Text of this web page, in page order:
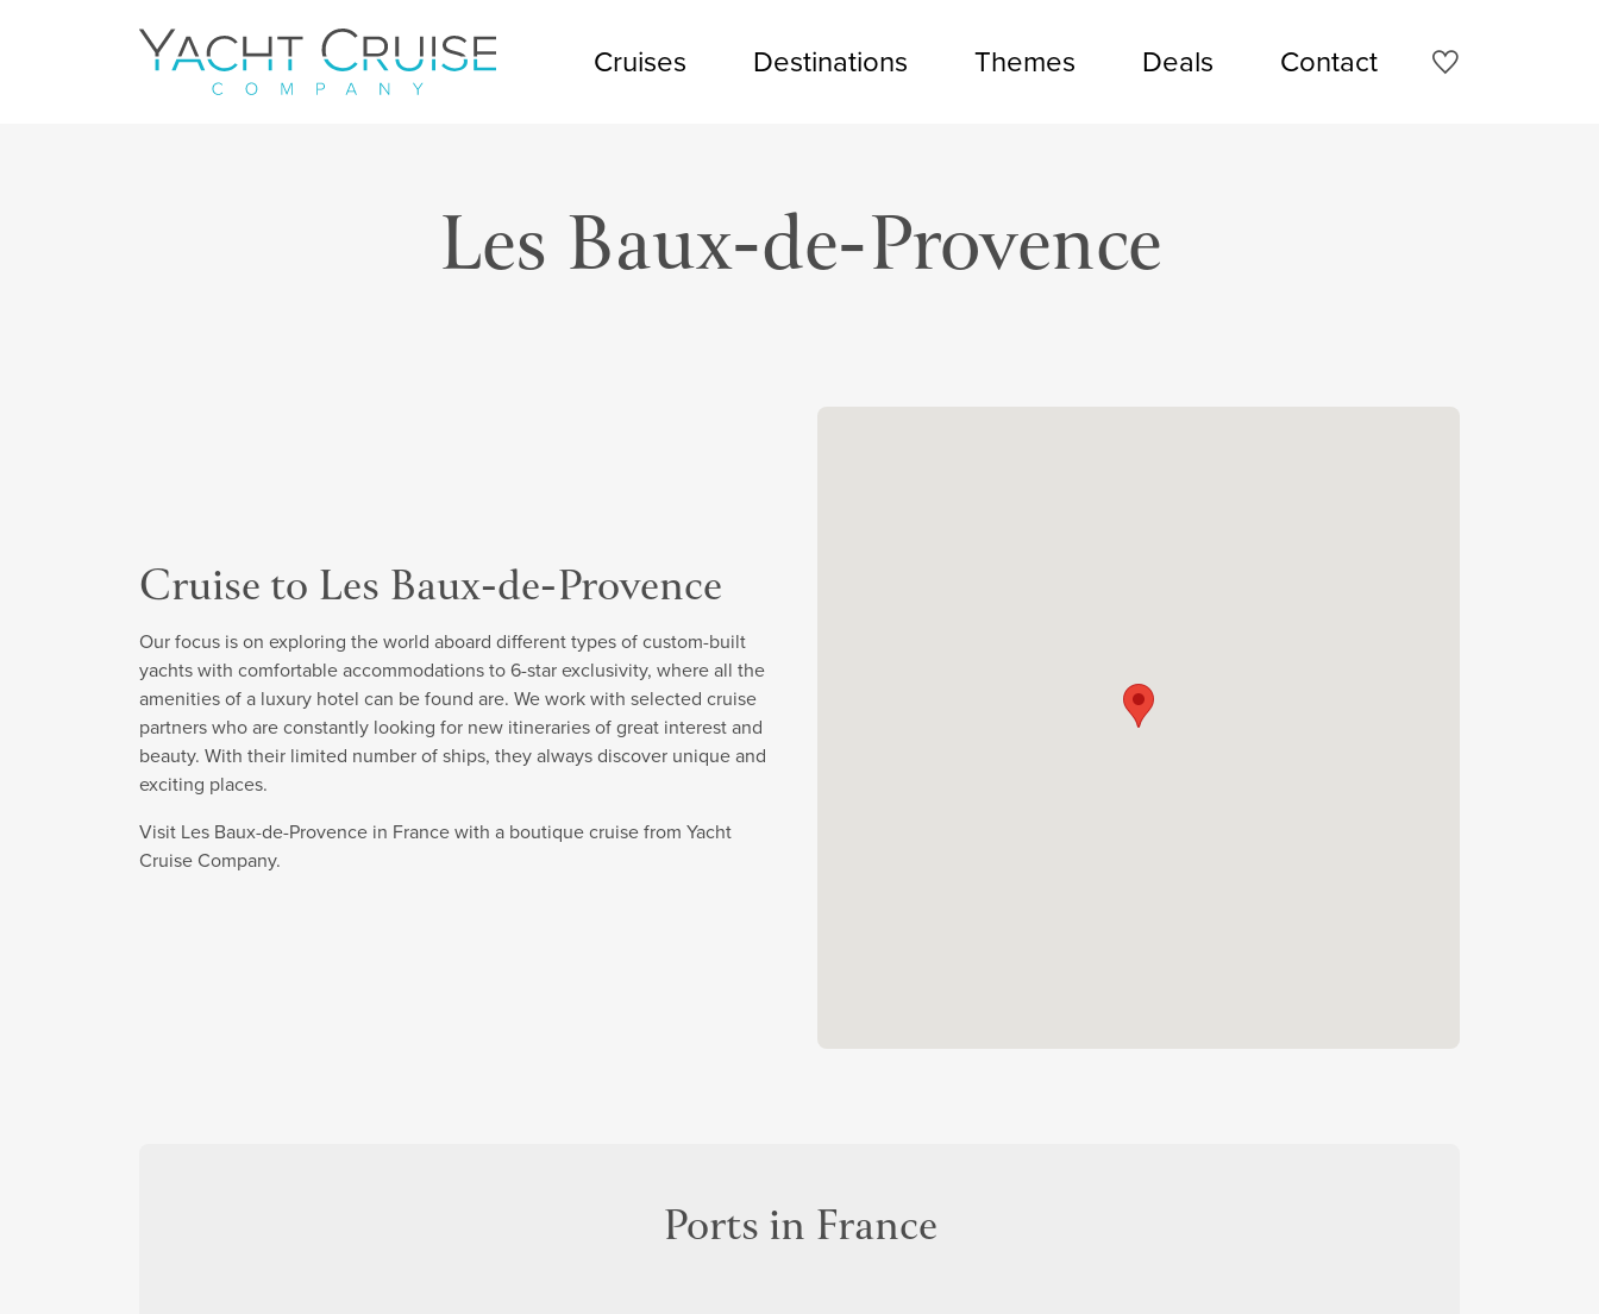
Navigation Cruises Destinations Themes Deals Contact
Les Baux-de-Provence
Cruise to Les Baux-de-Provence
Our focus is on exploring the world aboard different types of custom-built
yachts with comfortable accommodations to 6-star exclusivity, where all the
amenities of a luxury hotel can be found are. We work with selected cruise
partners who are constantly looking for new itineraries of great interest and
beauty. With their limited number of ships, they always discover unique and
exciting places.
Visit Les Baux-de-Provence in France with a boutique cruise from Yacht
Cruise Company.
Ports in France